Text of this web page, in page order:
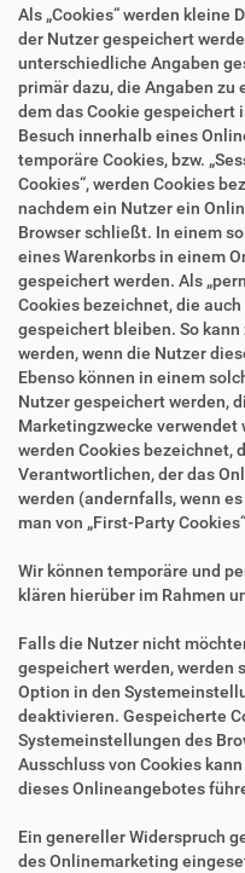
Als „Cookies“ werden kleine
der Nutzer gespeichert
unterschiedliche Angaben
primär dazu, die Angaben zu
dem das Cookie gespeichert
Besuch innerhalb eines
temporäre Cookies, bzw.
Cookies“, werden Cookies
nachdem ein Nutzer ein
Browser schließt. In einem
eines Warenkorbs in einem
gespeichert werden. Als
Cookies bezeichnet, die
gespeichert bleiben. So
werden, wenn die Nutzer
Ebenso können in einem
Nutzer gespeichert werden,
Marketingzwecke verwendet
werden Cookies bezeichnet,
Verantwortlichen, der das
werden (andernfalls, wenn
man von „First-Party
Wir können temporäre und
klären hierüber im Rahmen
Falls die Nutzer nicht
gespeichert werden, werden
Option in den
deaktivieren. Gespeicherte
Systemeinstellungen des
Ausschluss von Cookies
dieses Onlineangebotes
Ein genereller Widerspruch
des Onlinemarketing